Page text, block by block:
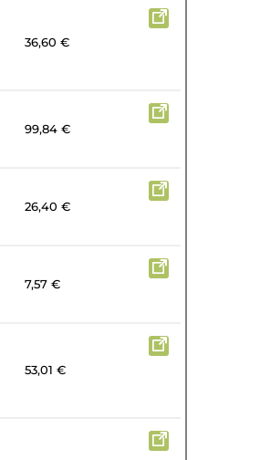
36,60 €
99,84 €
26,40 €
7,57 €
53,01 €